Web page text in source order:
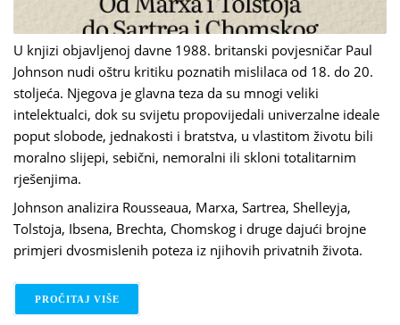
U knjizi objavljenoj davne 1988. britanski povjesničar Paul
Johnson nudi oštru kritiku poznatih mislilaca od 18. do 20.
stoljeća. Njegova je glavna teza da su mnogi veliki
intelektualci, dok su svijetu propovijedali univerzalne ideale
poput slobode, jednakosti i bratstva, u vlastitom životu bili
moralno slijepi, sebični, nemoralni ili skloni totalitarnim
rješenjima.
Johnson analizira Rousseaua, Marxa, Sartrea, Shelleyja,
Tolstoja, Ibsena, Brechta, Chomskog i druge dajući brojne
primjeri dvosmislenih poteza iz njihovih privatnih života.
PROČITAJ VIŠE